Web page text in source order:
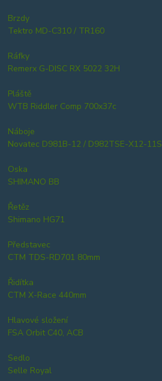
Brzdy
Tektro MD-C310 / TR160
Ráfky
Remerx G-DISC RX 5022 32H
Pláště
WTB Riddler Comp 700x37c
Náboje
Novatec D981B-12 / D982TSE-X12-11S
Oska
SHIMANO BB
Řetěz
Shimano HG71
Představec
CTM TDS-RD701 80mm
Řidítka
CTM X-Race 440mm
Hlavové složení
FSA Orbit C40, ACB
Sedlo
Selle Royal